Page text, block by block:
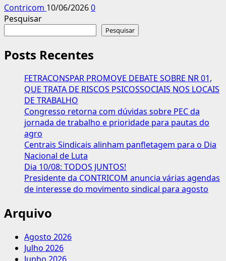
Contricom 10/06/20260
Pesquisar
Pesquisar
Posts Recentes
FETRACONSPAR PROMOVE DEBATE SOBRE NR 01,
QUE TRATA DE RISCOS PSICOSSOCIAIS NOS LOCAIS
DE TRABALHO
Congresso retorna com dúvidas sobre PEC da
jornada de trabalho e prioridade para pautas do
agro
Centrais Sindicais alinham panfletagem para o Dia
Nacional de Luta
Dia 10/08: TODOS JUNTOS!
Presidente da CONTRICOM anuncia várias agendas
de interesse do movimento sindical para agosto
Arquivo
Agosto 2026
Julho 2026